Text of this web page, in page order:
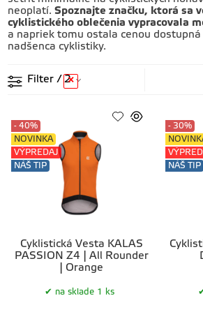
neoplatí.Spoznajte značku, ktorá sa
cyklistického oblečenia vypracovala
a napriek tomu ostala cenou
nadšenca cyklistiky.
Filter / 2
Cyklistická Vesta KALAS
PASSION Z4 | All Rounder
| Orange
- 40%
NOVINKA
VÝPREDAJ
NÁŠ TIP
na sklade 1 ks
- 30%
NÁŠ TIP